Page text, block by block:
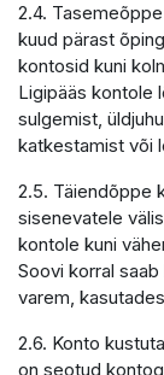
2.4.
kuud pärast
kontosid kuni
Ligipääs kontole
sulgemist,
katkestamist või
2.5. Täiendõppe
sisenevatele
kontole kuni
Soovi korral
varem,
2.6. Konto
on seotud